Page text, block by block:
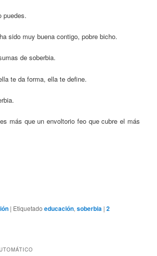
puedes.
sido muy buena contigo, pobre bicho.
de soberbia.
te da forma, ella te define.
más que un envoltorio feo que cubre el más
| Etiquetado educación,soberbia |2